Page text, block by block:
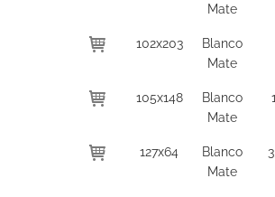
Mate
102x203
Blanco
Mate
105x148
Blanco
Mate
127x64
Blanco
Mate